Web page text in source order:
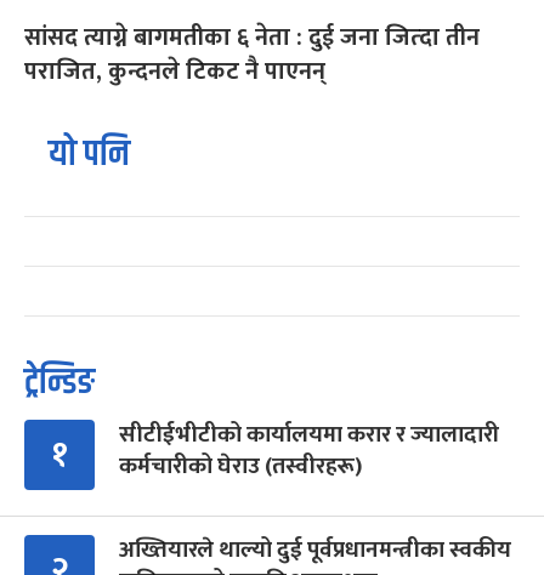
सांसद त्याग्ने बागमतीका ६ नेता : दुई जना जित्दा तीन
पराजित, कुन्दनले टिकट नै पाएनन्
यो पनि
ट्रेन्डिङ
१
सीटीईभीटीको कार्यालयमा करार र ज्यालादारी
कर्मचारीको घेराउ (तस्वीरहरू)
अख्तियारले थाल्यो दुई पूर्वप्रधानमन्त्रीका स्वकीय